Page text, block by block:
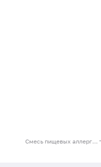
Смесь пищевых аллергенов fx28 (ImmunoCAP), IgE: кунжутное семя, креветка, говядина, киви